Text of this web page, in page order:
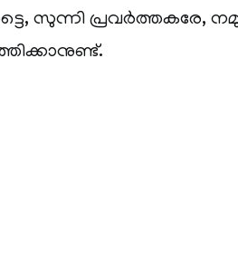
സുന്നി പ്രവര്‍ത്തകരേ,